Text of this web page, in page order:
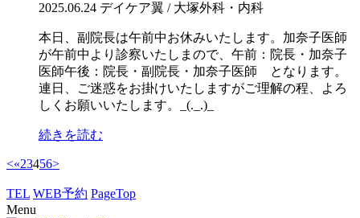
2025.06.24 デイケア翼 / 大塚外科・内科
本日、副院長は午前中お休みいたします。加奈子医師
が午前中より診察いたしまので、午前：院長・加奈子
医師午後：院長・副院長・加奈子医師 となります。
連日、ご迷惑をお掛けいたしますがご理解の程、よろ
しくお願いいたします。_(._.)_
続きを読む
<«23456>
TEL WEB予約 PageTop
Menu